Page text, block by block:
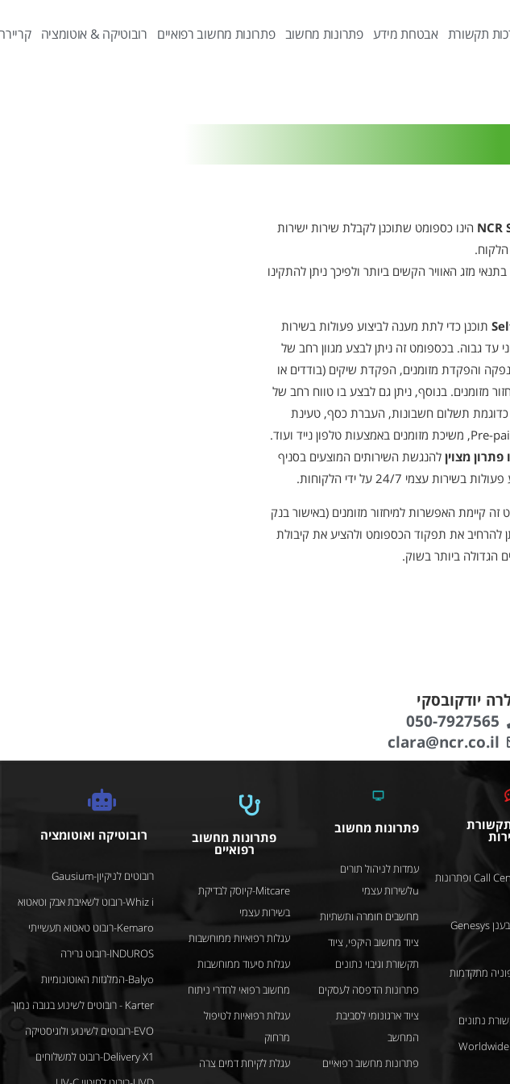
תקשורת אבטחת מידע פתרונות מחשוב פתרונות מחשוב רפואיים רובוטיקה & אוטומציה
NCR הינו כספומט שתוכנן לקבלת שירות ישירות
מזג האוויר הקשים ביותר ולפיכך ניתן להתקינו
תוכנן כדי לתת מענה לביצוע פעולות בשירות
עד גבוה. בכספומט זה ניתן לבצע מגוון רחב של
והפקדת מזומנים, הפקדת שיקים (בודדים או
מזומנים. בנוסף, ניתן גם לבצע בו טווח רחב של
כדוגמת תשלום חשבונות, העברת כסף, טעינת
פתרון מצוין להנגשת השירותים המוצעים בסניף
עצמי 24/7 על ידי הלקוחות.
זה קיימת האפשרות למיחזור מזומנים (באישור בנק
להרחיב את תפקוד הכספומט ולהציע את קיבולת
הגדולה ביותר בשוק.
יודקובסקי
050-7927565
clara@ncr.co.il
מערכות Call Center ופתרונות
מוקדי שרות בענן Genesys
מתקדמות
נתונים
פתרונות מחשוב
עמדות לניהול תורים
uלשירות עצמי
מחשבים חומרה ותשתיות
ציוד מחשוב היקפי, ציוד
תקשורת וגיבוי נתונים
פתרונות הדפסה לעסקים
ציוד ארגונומי לסביבת
המחשב
פתרונות מחשוב רפואיים
פתרונות מחשוב
רפואיים
Mitcare-קיוסק לבדיקת
בשירות עצמי
עגלות רפואיות ממוחשבות
עגלות סיעוד ממוחשבות
מחשוב רפואי לחדרי ניתוח
עגלות רפואיות לטיפול
מרחוק
עגלת לקיחת דמים צרה
רובוטיקה ואוטומציה
רובוטים לניקיון-Gausium
Whiz i-רובוט לשאיבת אבק וטאטוא
Kemaro-רובוט טאטוא תעשייתי
INDUROS-רובוט גרירה
Balyo-המלגזות האוטונומיות
Karter - רובוטים לשינוע בגובה נמוך
EVO-רובוטים לשינוע ולוגיסטיקה
Delivery X1-רובוט למשלוחים